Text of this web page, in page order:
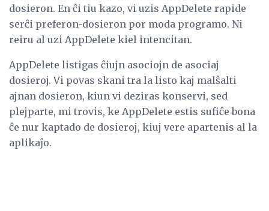
dosieron. En ĉi tiu kazo, vi uzis AppDelete rapide
serĉi preferon-dosieron por moda programo. Ni
reiru al uzi AppDelete kiel intencitan.
AppDelete listigas ĉiujn asociojn de asociaj
dosieroj. Vi povas skani tra la listo kaj malŝalti
ajnan dosieron, kiun vi deziras konservi, sed
plejparte, mi trovis, ke AppDelete estis sufiĉe bona
ĉe nur kaptado de dosieroj, kiuj vere apartenis al la
aplikaĵo.